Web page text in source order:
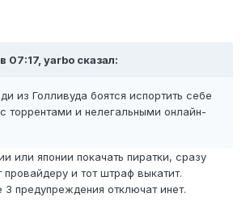
07:17, yarbo сказал:
из Голливуда боятся испортить себе
торрентами и нелегальными онлайн-
или японии покачать пиратки, сразу
провайдеру и тот штраф выкатит.
предупреждения отключат инет.